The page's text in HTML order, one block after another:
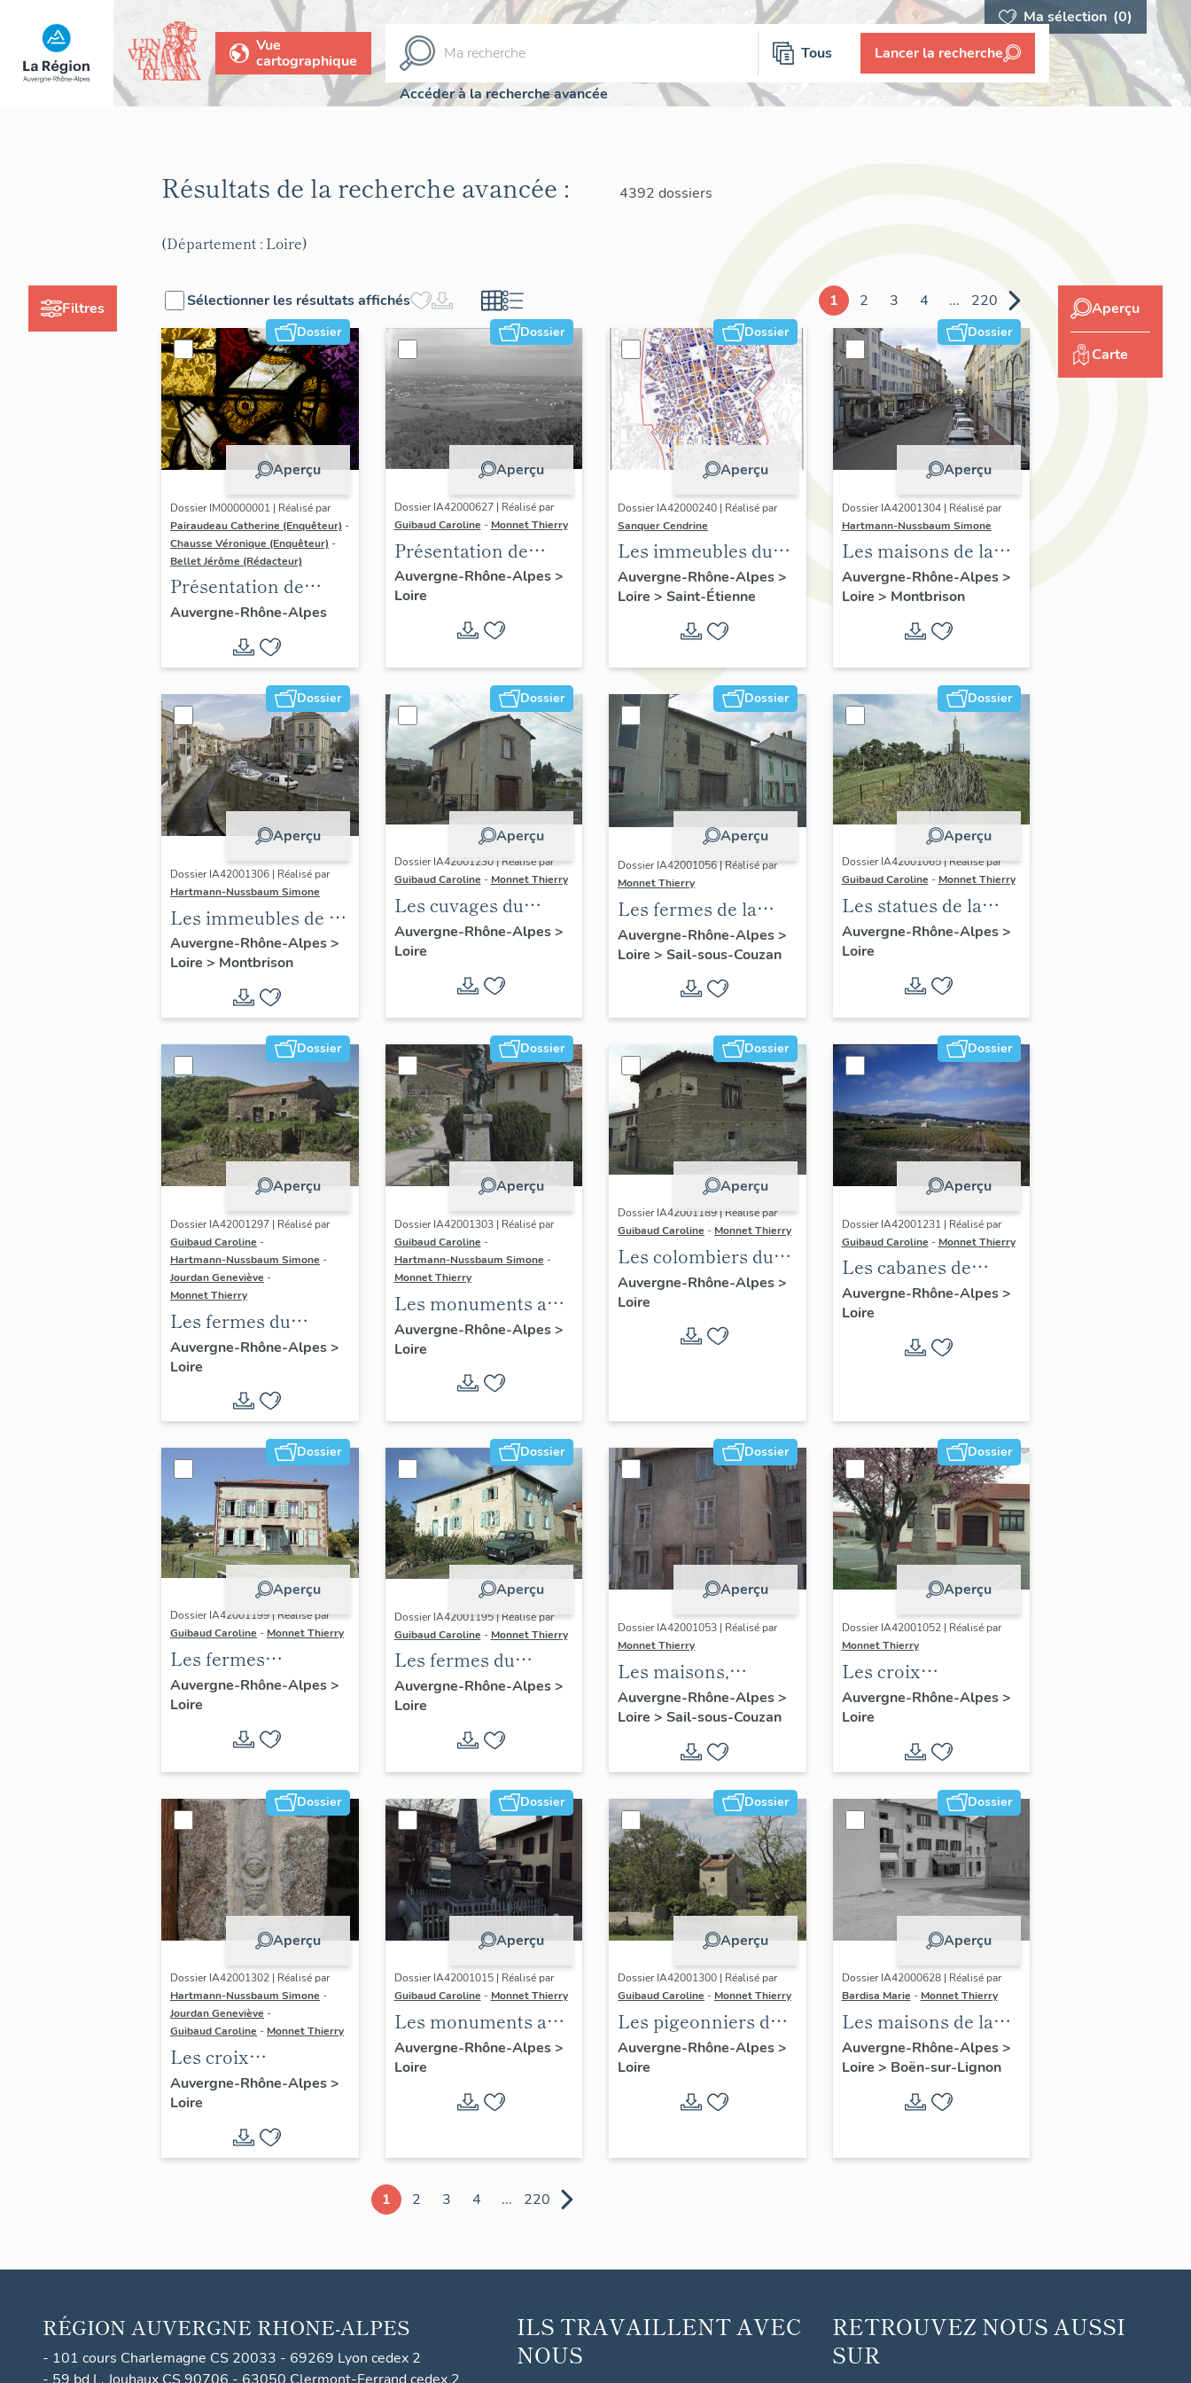
Ma sélection (0)
Vue
cartographique
Tous Lancer la recherche
Accéder à la recherche avancée
Filtres
Résultats de la recherche avancée : 4392 dossiers
(Département : Loire)
Sélectionner les résultats affichés 1 2 3 4 ... 220
Dossier
Aperçu
Dossier IM00000001 | Réalisé par
Pairaudeau Catherine (Enquêteur) -
Chausse Véronique (Enquêteur) -
Bellet Jérôme (Rédacteur)
Présentation de
l'opération
d'inventaire du
vitrail ancien de
Rhône-Alpes (corpus
vitrearum)
Auvergne-Rhône-Alpes
Dossier
Aperçu
Dossier IA42000627 | Réalisé par
Guibaud Caroline - Monnet Thierry
Présentation de
l'étude du
patrimoine du
canton de Boën et de
sous-Couzan
Auvergne-Rhône-Alpes>
Loire
Dossier
Aperçu
Dossier IA42000240 | Réalisé par
Sanquer Cendrine
Les immeubles du
centre de Saint-
Etienne
Auvergne-Rhône-Alpes>
Loire > Saint-Étienne
Dossier
Aperçu
Dossier IA42001304 | Réalisé par
Hartmann-Nussbaum Simone
Les maisons de la
commune de
Montbrison
Auvergne-Rhône-Alpes>
Loire > Montbrison
Dossier
Aperçu
Dossier IA42001306 | Réalisé par
Hartmann-Nussbaum Simone
Les immeubles de la
commune de
Montbrison
Auvergne-Rhône-Alpes>
Loire > Montbrison
Dossier
Aperçu
Dossier IA42001230 | Réalisé par
Guibaud Caroline - Monnet Thierry
Les cuvages du
canton de Boën et de
la commune de Sail-
sous-Couzan
Auvergne-Rhône-Alpes>
Loire
Dossier
Aperçu
Dossier IA42001056 | Réalisé par
Monnet Thierry
Les fermes de la
commune de Sail-
sous-Couzan
Auvergne-Rhône-Alpes>
Loire > Sail-sous-Couzan
Dossier
Aperçu
Dossier IA42001065 | Réalisé par
Guibaud Caroline - Monnet Thierry
Les statues de la
Vierge, dites
Madones, du canton
de Boën et de la
commune de Sail-
sous-Couzan
Auvergne-Rhône-Alpes>
Loire
Dossier
Aperçu
Dossier IA42001297 | Réalisé par
Guibaud Caroline -
Hartmann-Nussbaum Simone -
Jourdan Geneviève -
Monnet Thierry
Les fermes du
canton de
Montbrison
Auvergne-Rhône-Alpes>
Loire
Dossier
Aperçu
Dossier IA42001303 | Réalisé par
Guibaud Caroline -
Hartmann-Nussbaum Simone -
Monnet Thierry
Les monuments aux
morts du canton de
Montbrison
Auvergne-Rhône-Alpes>
Loire
Dossier
Aperçu
Dossier IA42001189 | Réalisé par
Guibaud Caroline - Monnet Thierry
Les colombiers du
canton de Boën et de
la commune de Sail-
sous-Couzan
Auvergne-Rhône-Alpes>
Loire
Dossier
Aperçu
Dossier IA42001231 | Réalisé par
Guibaud Caroline - Monnet Thierry
Les cabanes de
vigne, dites loges de
vigne, du canton de
Boën et de la
commune de Sail-
Auvergne-Rhône-Alpes>
Loire
Dossier
Aperçu
Dossier IA42001199 | Réalisé par
Guibaud Caroline - Monnet Thierry
Les fermes
vigneronnes du
canton de Boën et de
la commune de Sail-
sous-Couzan
Auvergne-Rhône-Alpes>
Loire
Dossier
Aperçu
Dossier IA42001195 | Réalisé par
Guibaud Caroline - Monnet Thierry
Les fermes du
canton de Boën et de
la commune de Sail-
sous-Couzan
Auvergne-Rhône-Alpes>
Loire
Dossier
Aperçu
Dossier IA42001053 | Réalisé par
Monnet Thierry
Les maisons,
magasins de
commerce et
immeubles de la
commune de Sail-
sous-Couzan
Auvergne-Rhône-Alpes>
Loire > Sail-sous-Couzan
Dossier
Aperçu
Dossier IA42001052 | Réalisé par
Monnet Thierry
Les croix
monumentales du
canton de Boën et de
la commune de Sail-
sous-Couzan
Auvergne-Rhône-Alpes>
Loire
Dossier
Aperçu
Dossier IA42001302 | Réalisé par
Hartmann-Nussbaum Simone -
Jourdan Geneviève -
Guibaud Caroline - Monnet Thierry
Les croix
monumentales du
canton de
Montbrison
Auvergne-Rhône-Alpes>
Loire
Dossier
Aperçu
Dossier IA42001015 | Réalisé par
Guibaud Caroline - Monnet Thierry
Les monuments aux
morts du canton de
Boën et de la
commune de Sail-
sous-Couzan
Auvergne-Rhône-Alpes>
Loire
Dossier
Aperçu
Dossier IA42001300 | Réalisé par
Guibaud Caroline - Monnet Thierry
Les pigeonniers du
canton de
Montbrison
Auvergne-Rhône-Alpes>
Loire
Dossier
Aperçu
Dossier IA42000628 | Réalisé par
Bardisa Marie - Monnet Thierry
Les maisons de la
commune de Boën
Auvergne-Rhône-Alpes>
Loire > Boën-sur-Lignon
1 2 3 4 ... 220
Aperçu
Carte
RÉGION AUVERGNE RHONE-ALPES
- 101 cours Charlemagne CS 20033 - 69269 Lyon cedex 2
ILS TRAVAILLENT AVEC
NOUS
RETROUVEZ NOUS AUSSI
SUR